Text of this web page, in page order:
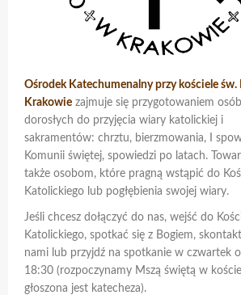
Ośrodek Katechumenalny przy kościele św.
Krakowie zajmuje się przygotowaniem osób
dorosłych do przyjęcia wiary katolickiej i
sakramentów: chrztu, bierzmowania, I
Komunii świętej, spowiedzi po latach.
także osobom, które pragną wstąpić do
Katolickiego lub pogłębienia swojej wiary.
Jeśli chcesz dołączyć do nas, wejść do
Katolickiego, spotkać się z Bogiem,
nami lub przyjdź na spotkanie w czwartek
18:30 (rozpoczynamy Mszą świętą w
głoszona jest katecheza).